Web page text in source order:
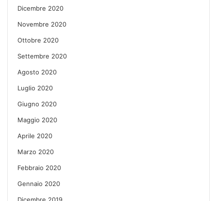
Dicembre 2020
Novembre 2020
Ottobre 2020
Settembre 2020
Agosto 2020
Luglio 2020
Giugno 2020
Maggio 2020
Aprile 2020
Marzo 2020
Febbraio 2020
Gennaio 2020